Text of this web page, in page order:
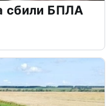
сбили БПЛА